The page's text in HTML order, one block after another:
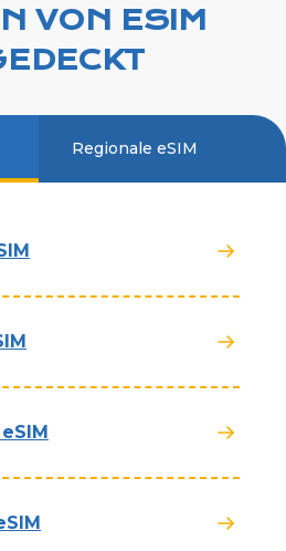
VON ESIM
Regionale eSIM